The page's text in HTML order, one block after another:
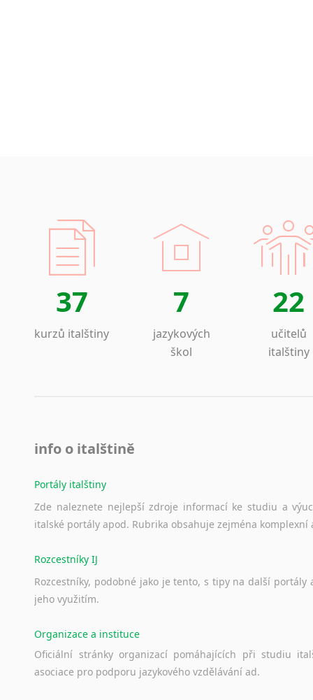
37
kurzů italštiny
7
jazykových
škol
22
učitelů
italštiny
info o italštině
Portály italštiny
Zde naleznete nejlepší zdroje informací ke studiu a
italské portály apod. Rubrika obsahuje zejména komplexní
Rozcestníky IJ
Rozcestníky, podobné jako je tento, s tipy na další portály
jeho využitím.
Organizace a instituce
Oficiální stránky organizací pomáhajících při studiu
asociace pro podporu jazykového vzdělávání ad.